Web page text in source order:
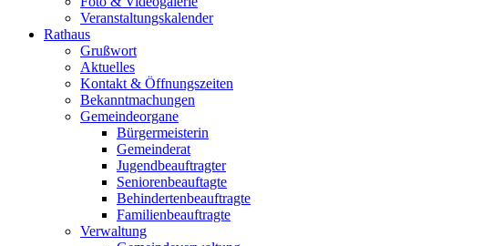
Veranstaltungskalender
Rathaus
Grußwort
Aktuelles
Kontakt & Öffnungszeiten
Bekanntmachungen
Gemeindeorgane
Bürgermeisterin
Gemeinderat
Jugendbeauftragter
Seniorenbeauftagte
Behindertenbeauftragte
Familienbeauftragte
Verwaltung